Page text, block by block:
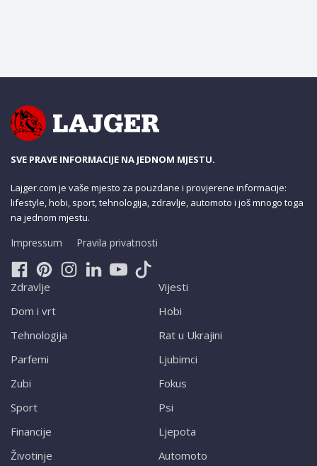
SVE PRAVE INFORMACIJE NA JEDNOM MJESTU.
Lajger.com je vaše mjesto za pouzdane i provjerene informacije:
lifestyle, hobi, sport, tehnologija, zdravlje, automoto i još mnogo toga
na jednom mjestu.
Impressum Pravila privatnosti
Zdravlje
Dom i vrt
Tehnologija
Parfemi
Zubi
Sport
Financije
Životinje
Vijesti
Hobi
Rat u Ukrajini
Ljubimci
Fokus
Psi
Ljepota
Automoto